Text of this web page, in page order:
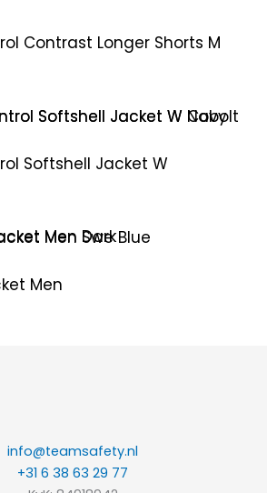
Contrast Longer Shorts M
Softshell Jacket W
Men
info@teamsafety.nl
+31 6 38 63 29 77